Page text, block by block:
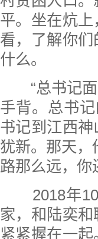
平。坐在炕
看，了解你
什么。
“总书记面
手背。总书
书记到江西
犹新。那天，
路那么远，你
2018年10
家，和陆奕
紧紧握在一